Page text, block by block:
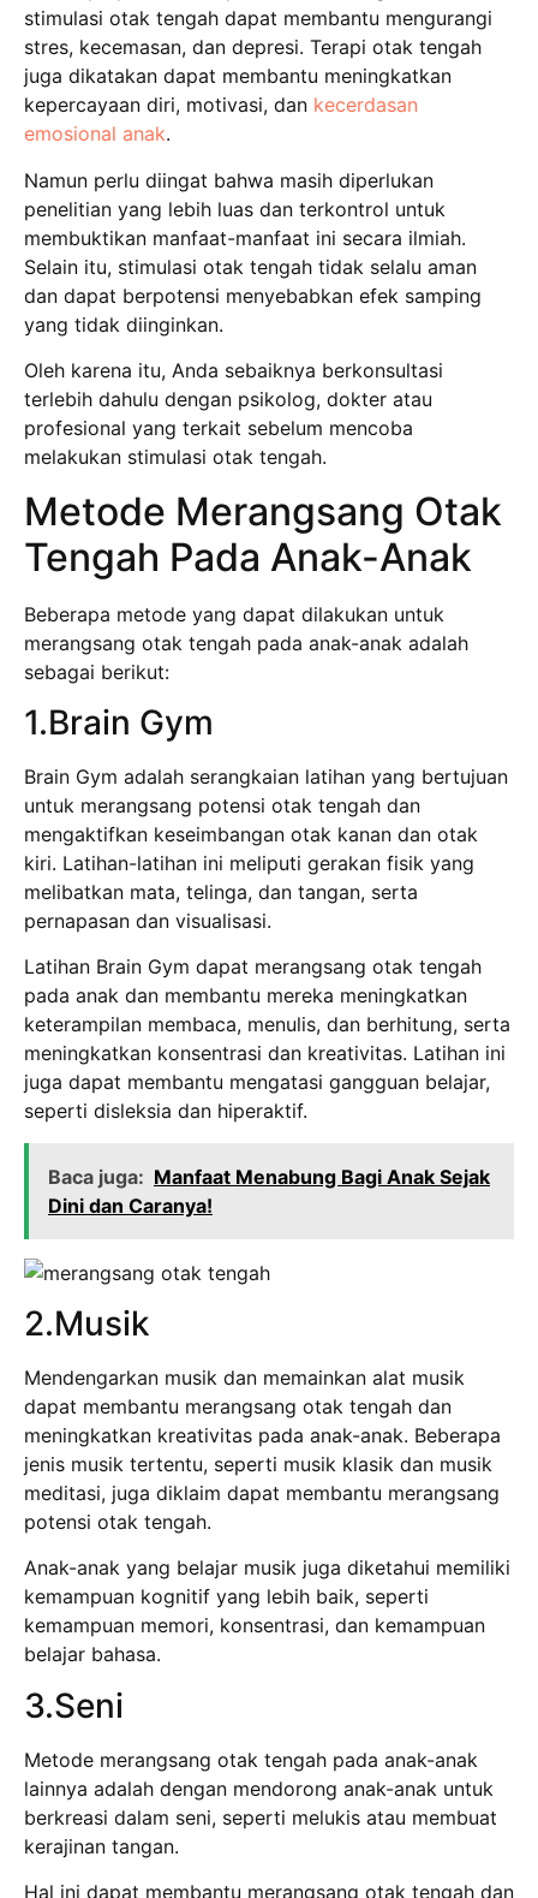
stimulasi otak tengah dapat membantu mengurangi
stres, kecemasan, dan depresi. Terapi otak tengah
juga dikatakan dapat membantu meningkatkan
kepercayaan diri, motivasi, dan kecerdasan
emosional anak.
Namun perlu diingat bahwa masih diperlukan
penelitian yang lebih luas dan terkontrol untuk
membuktikan manfaat-manfaat ini secara ilmiah.
Selain itu, stimulasi otak tengah tidak selalu aman
dan dapat berpotensi menyebabkan efek samping
yang tidak diinginkan.
Oleh karena itu, Anda sebaiknya berkonsultasi
terlebih dahulu dengan psikolog, dokter atau
profesional yang terkait sebelum mencoba
melakukan stimulasi otak tengah.
Metode Merangsang Otak
Tengah Pada Anak-Anak
Beberapa metode yang dapat dilakukan untuk
merangsang otak tengah pada anak-anak adalah
sebagai berikut:
1.Brain Gym
Brain Gym adalah serangkaian latihan yang bertujuan
untuk merangsang potensi otak tengah dan
mengaktifkan keseimbangan otak kanan dan otak
kiri. Latihan-latihan ini meliputi gerakan fisik yang
melibatkan mata, telinga, dan tangan, serta
pernapasan dan visualisasi.
Latihan Brain Gym dapat merangsang otak tengah
pada anak dan membantu mereka meningkatkan
keterampilan membaca, menulis, dan berhitung, serta
meningkatkan konsentrasi dan kreativitas. Latihan ini
juga dapat membantu mengatasi gangguan belajar,
seperti disleksia dan hiperaktif.
Baca juga: Manfaat Menabung Bagi Anak Sejak
Dini dan Caranya!
2.Musik
Mendengarkan musik dan memainkan alat musik
dapat membantu merangsang otak tengah dan
meningkatkan kreativitas pada anak-anak. Beberapa
jenis musik tertentu, seperti musik klasik dan musik
meditasi, juga diklaim dapat membantu merangsang
potensi otak tengah.
Anak-anak yang belajar musik juga diketahui memiliki
kemampuan kognitif yang lebih baik, seperti
kemampuan memori, konsentrasi, dan kemampuan
belajar bahasa.
3.Seni
Metode merangsang otak tengah pada anak-anak
lainnya adalah dengan mendorong anak-anak untuk
berkreasi dalam seni, seperti melukis atau membuat
kerajinan tangan.
Hal ini dapat membantu merangsang otak tengah dan